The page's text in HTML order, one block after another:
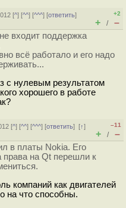
[^] [^^] [^^^] [ответить]
+2
+ / –
входит поддержка
всё работало и его надо
с нулевым результатом
хорошего в работе
[^] [^^] [^^^] [ответить][↑]
–11
+ / –
в платы Nokia. Его
права на Qt перешли к
компаний как двигателей
на что способны.